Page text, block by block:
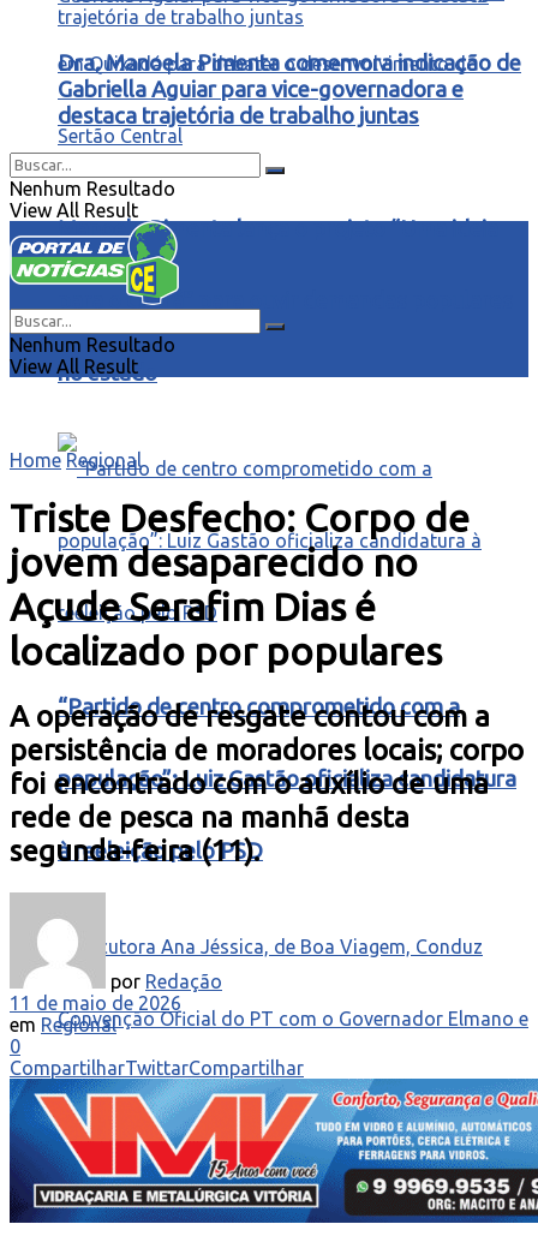
Manoela Pimenta lança o projeto “Uma ideia
para o Ceará” para ouvir demandas populares
no estado
“Partido de centro comprometido com a
população”: Luiz Gastão oficializa candidatura
à reeleição pelo PSD
Locutora Ana Jéssica, de Boa Viagem, Conduz
Dra. Manoela Pimenta comemora indicação de
Gabriella Aguiar para vice-governadora e
destaca trajetória de trabalho juntas
Nenhum Resultado
View All Result
Nenhum Resultado
View All Result
Home Regional
Triste Desfecho: Corpo de
jovem desaparecido no
Açude Serafim Dias é
localizado por populares
A operação de resgate contou com a
persistência de moradores locais; corpo
foi encontrado com o auxílio de uma
rede de pesca na manhã desta
segunda-feira (11).
por Redação
11 de maio de 2026
em Regional
0
CompartilharTwittarCompartilhar